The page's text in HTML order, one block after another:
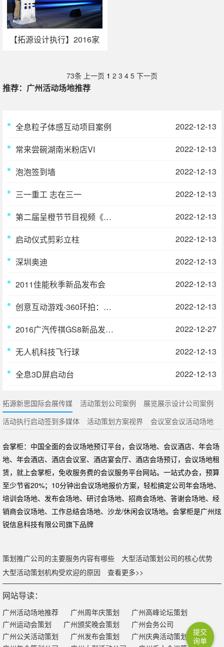
【拓源设计执行】2016家
73条 上一页 1 2 3 4 5 下一页
推荐：广州活动场地推荐
全息粒子体感互动项目案例
2022-12-13
常来尝碗湖南米粉店VI
2022-12-13
泡泡签到墙
2022-12-13
三一重工 志在三一
2022-12-13
第二届呈橙节节目视频《茶里》
2022-12-13
启动仪式剪彩立柱
2022-12-13
深圳奥迪
2022-12-13
2011佳能秋季新品发布会
2022-12-13
创意互动游戏-360环拍：C位出道
2022-12-13
2016广汽传祺GS8新品发布会
2022-12-27
无人机科技飞行球
2022-12-13
全息3D屏启动台
2022-12-13
拓源新思国际会展传媒 活动策划公司案例
展览展示设计公司案例
活动执行启动签到多媒体
活动策划方案视界 会议室会议活动场地
会掌柜：中国全面的会议场地预订平台，会议场地、会议酒店、年会场
地、年会酒店、酒店会议室、酒店宴会厅、酒店会场预订，会议场地租
赁，就上会掌柜，免收服务费的会议服务平台网站。一站式办会，预算
至少节省20%；10分钟出会议场地报价方案，轻松搞定公司年会场地、
培训会场地、发布会场地、研讨会场地、招商会场地、答谢会场地、经
销商会议场地、工作总结会场地、沙龙/休闲会议场地。会掌柜是广州炫
锐信息科技有限公司旗下品牌
策划推广公司的主要服务内容有哪些
大型活动策划公司的核心优势
大型活动策划机构受欢迎的原因
查看更多>>
网站导读：
广州活动场地推荐 广州周年庆策划
广州高峰论坛策划
广州运动会策划
广州颁奖晚会策划
广州会务公司
广州公关活动策划
广州发布会策划
广州庆典活动策划 提交
询单